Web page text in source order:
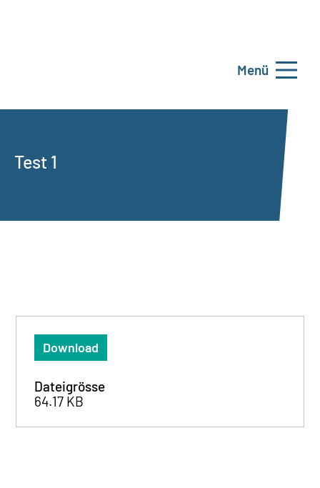
Menü
Test 1
Download
Dateigrösse
64.17 KB